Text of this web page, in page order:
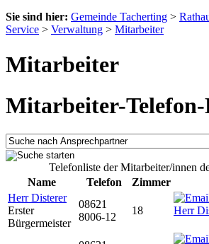
Sie sind hier: Gemeinde Tacherting >
Service > Verwaltung > Mitarbeiter
Mitarbeiter
Mitarbeiter-
Telefonliste der Mitarbeiter/innen
Name
Telefon Zimmer
Herr Disterer
Erster
Bürgermeister
08621
8006-12
18